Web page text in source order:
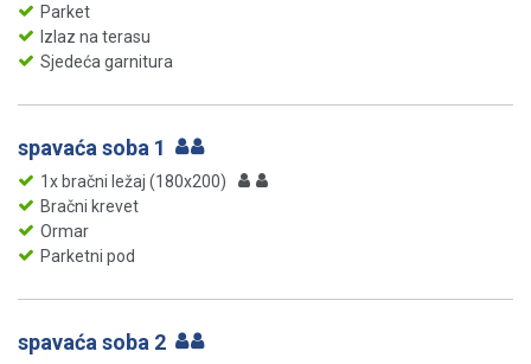
Parket
Izlaz na terasu
Sjedeća garnitura
spavaća soba 1
1x bračni ležaj (180x200)
Bračni krevet
Ormar
Parketni pod
spavaća soba 2